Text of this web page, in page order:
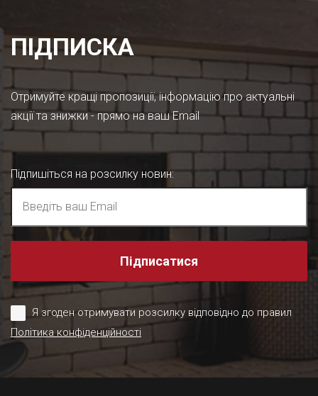
ПІДПИСКА
Отримуйте кращі пропозиції, інформацію про актуальні
акції та знижки - прямо на ваш Email
Підпишіться на розсилку новин:
Підписатися
Я згоден отримувати розсилку відповідно до правил
Політика конфіденційності